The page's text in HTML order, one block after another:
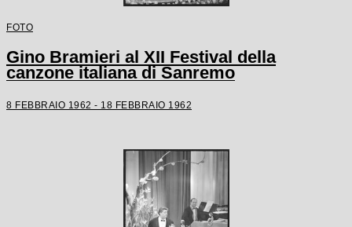
FOTO
Gino Bramieri al XII Festival della
canzone italiana di Sanremo
8 FEBBRAIO 1962 - 18 FEBBRAIO 1962